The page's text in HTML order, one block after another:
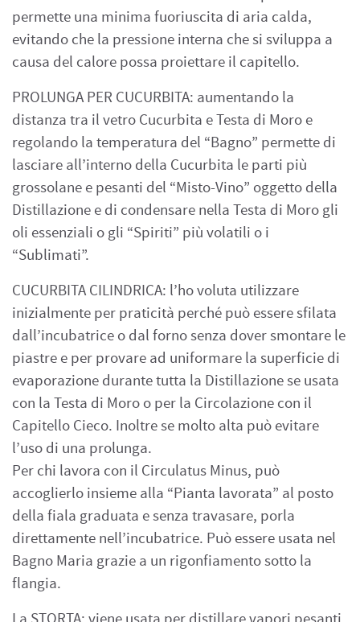
permette una minima fuoriuscita di aria calda,
evitando che la pressione interna che si sviluppa a
causa del calore possa proiettare il capitello.
PROLUNGA PER CUCURBITA: aumentando la
distanza tra il vetro Cucurbita e Testa di Moro e
regolando la temperatura del “Bagno” permette di
lasciare all’interno della Cucurbita le parti più
grossolane e pesanti del “Misto-Vino” oggetto della
Distillazione e di condensare nella Testa di Moro gli
oli essenziali o gli “Spiriti” più volatili o i
“Sublimati”.
CUCURBITA CILINDRICA: l’ho voluta utilizzare
inizialmente per praticità perché può essere sfilata
dall’incubatrice o dal forno senza dover smontare le
piastre e per provare ad uniformare la superficie di
evaporazione durante tutta la Distillazione se usata
con la Testa di Moro o per la Circolazione con il
Capitello Cieco. Inoltre se molto alta può evitare
l’uso di una prolunga.
Per chi lavora con il Circulatus Minus, può
accoglierlo insieme alla “Pianta lavorata” al posto
della fiala graduata e senza travasare, porla
direttamente nell’incubatrice. Può essere usata nel
Bagno Maria grazie a un rigonfiamento sotto la
flangia.